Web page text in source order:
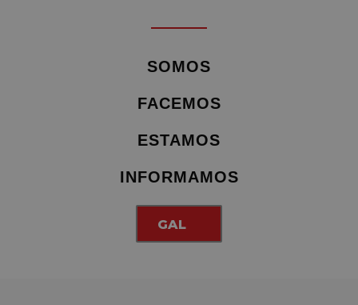
SOMOS
FACEMOS
ESTAMOS
INFORMAMOS
GAL